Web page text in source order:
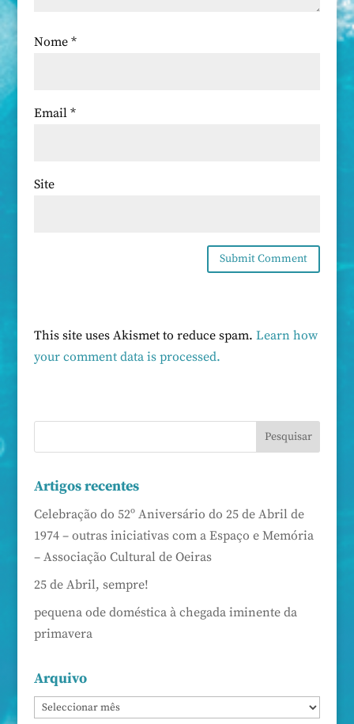
Nome *
Email *
Site
This site uses Akismet to reduce spam. Learn how
your comment data is processed.
Artigos recentes
Celebração do 52º Aniversário do 25 de Abril de
1974 – outras iniciativas com a Espaço e Memória
– Associação Cultural de Oeiras
25 de Abril, sempre!
pequena ode doméstica à chegada iminente da
primavera
Arquivo